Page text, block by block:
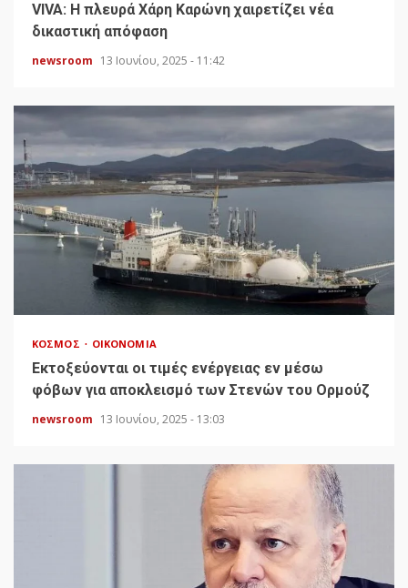
VIVA: Η πλευρά Χάρη Καρώνη χαιρετίζει νέα
δικαστική απόφαση
newsroom 13 Ιουνίου, 2025 - 11:42
ΚΌΣΜΟΣ ΟΙΚΟΝΟΜΊΑ
Εκτοξεύονται οι τιμές ενέργειας εν μέσω
φόβων για αποκλεισμό των Στενών του Ορμούζ
newsroom 13 Ιουνίου, 2025 - 13:03